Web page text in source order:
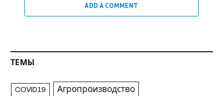
ADD A COMMENT
ТЕМЫ
COVID19 Агропроизводство